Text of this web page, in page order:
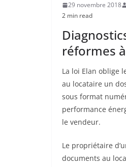
29 novembre 2018
2 min read
réformes
La loi Elan oblige
au locataire un
sous format
performance
le vendeur.
Le propriétaire
documents au